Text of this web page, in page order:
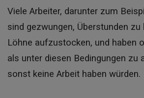
Viele Arbeiter, darunter zum
sind gezwungen, Überstunden zu
Löhne aufzustocken, und haben
als unter diesen Bedingungen zu
sonst keine Arbeit haben würden.